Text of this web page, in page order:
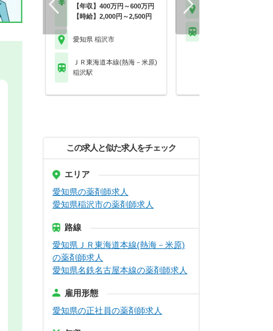
【年収】400万円～600万円
【時給】2,000円～2,500円
愛知県 稲沢市
ＪＲ東海道本線(熱海－米原)
稲沢駅
この求人と似た求人をチェック
エリア
愛知県の薬剤師求人
愛知県稲沢市の薬剤師求人
路線
愛知県ＪＲ東海道本線(熱海－米原)
の薬剤師求人
愛知県名鉄名古屋本線の薬剤師求人
雇用形態
愛知県の正社員の薬剤師求人